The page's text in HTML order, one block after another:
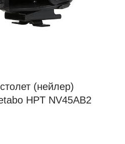
(нейлер)
HPT NV45AB2